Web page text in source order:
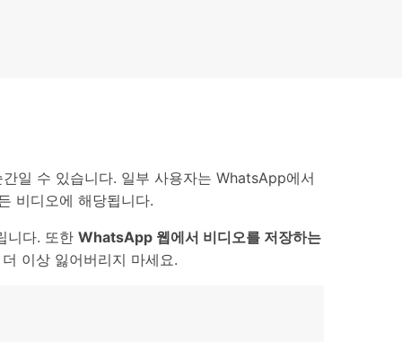
일 수 있습니다. 일부 사용자는 WhatsApp에서
비디오에 해당됩니다.
니다. 또한 WhatsApp 웹에서 비디오를 저장하는
이상 잃어버리지 마세요.